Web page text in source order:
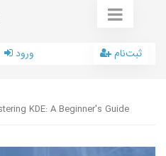
ورود ثبت‌نام
KDE: A Beginner's Guide